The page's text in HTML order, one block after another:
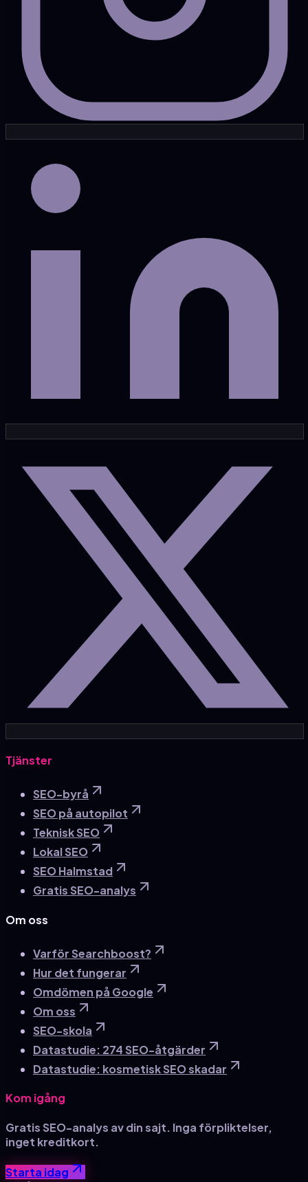
Tjänster
SEO-byrå
SEO på autopilot
Teknisk SEO
Lokal SEO
SEO Halmstad
Gratis SEO-analys
Om oss
Varför Searchboost?
Hur det fungerar
Omdömen på Google
Om oss
SEO-skola
Datastudie: 274 SEO-åtgärder
Datastudie: kosmetisk SEO skadar
Kom igång
Gratis SEO-analys av din sajt. Inga förpliktelser,
inget kreditkort.
Starta idag